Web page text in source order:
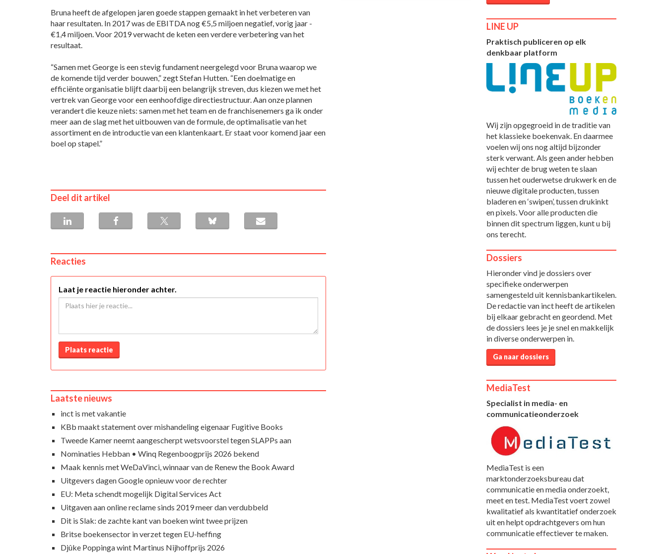
Bruna heeft de afgelopen jaren goede stappen gemaakt in het verbeteren van
haar resultaten. In 2017 was de EBITDA nog €5,5 miljoen negatief, vorig jaar -
€1,4 miljoen. Voor 2019 verwacht de keten een verdere verbetering van het
resultaat.
“Samen met George is een stevig fundament neergelegd voor Bruna waarop we
de komende tijd verder bouwen,” zegt Stefan Hutten. “Een doelmatige en
efficiënte organisatie blijft daarbij een belangrijk streven, dus kiezen we met het
vertrek van George voor een eenhoofdige directiestructuur. Aan onze plannen
verandert die keuze niets: samen met het team en de franchisenemers ga ik onder
meer aan de slag met het uitbouwen van de formule, de optimalisatie van het
assortiment en de introductie van een klantenkaart. Er staat voor komend jaar een
boel op stapel.”
Deel dit artikel
Reacties
Laat je reactie hieronder achter.
Plaats reactie
Laatste nieuws
inct is met vakantie
KBb maakt statement over mishandeling eigenaar Fugitive Books
Tweede Kamer neemt aangescherpt wetsvoorstel tegen SLAPPs aan
Nominaties Hebban • Winq Regenboogprijs 2026 bekend
Maak kennis met WeDaVinci, winnaar van de Renew the Book Award
Uitgevers dagen Google opnieuw voor de rechter
EU: Meta schendt mogelijk Digital Services Act
Uitgaven aan online reclame sinds 2019 meer dan verdubbeld
Dit is Slak: de zachte kant van boeken wint twee prijzen
Britse boekensector in verzet tegen EU-heffing
Djûke Poppinga wint Martinus Nijhoffprijs 2026
LINE UP
Praktisch publiceren op elk
denkbaar platform
Wij zijn opgegroeid in de traditie van
het klassieke boekenvak. En daarmee
voelen wij ons nog altijd bijzonder
sterk verwant. Als geen ander hebben
wij echter de brug weten te slaan
tussen het ouderwetse drukwerk en de
nieuwe digitale producten, tussen
bladeren en ‘swipen’, tussen drukinkt
en pixels. Voor alle producten die
binnen dit spectrum liggen, kunt u bij
ons terecht.
Dossiers
Hieronder vind je dossiers over
specifieke onderwerpen
samengesteld uit kennisbankartikelen.
De redactie van inct heeft de artikelen
bij elkaar gebracht en geordend. Met
de dossiers lees je je snel en makkelijk
in diverse onderwerpen in.
Ga naar dossiers
MediaTest
Specialist in media- en
communicatieonderzoek
MediaTest is een
marktonderzoeksbureau dat
communicatie en media onderzoekt,
meet en test. MediaTest voert zowel
kwalitatief als kwantitatief onderzoek
uit en helpt opdrachtgevers om hun
communicatie effectiever te maken.